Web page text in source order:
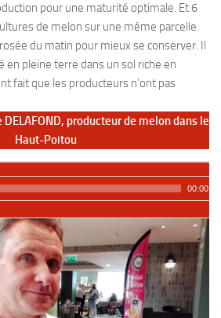
pour une maturité optimale. Et 6
de melon sur une même parcelle.
du matin pour mieux se conserver. Il
en pleine terre dans un sol riche en
fait que les producteurs n’ont pas
producteur de melon dans le
Haut-Poitou
00:00